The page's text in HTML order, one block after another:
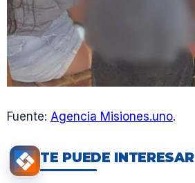
Fuente: Agencia Misiones.uno.
TE PUEDE INTERESAR